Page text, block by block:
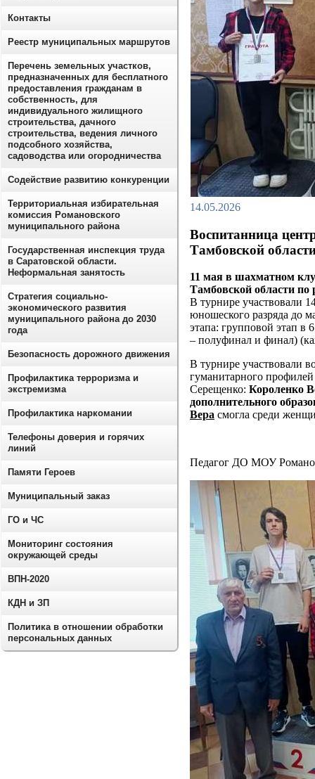
14.05.2026
Воспитанница
Тамбовской
11 мая в шахматном
Тамбовской области
В турнире участвовали
юношеского разряда до
этапа: групповой этап
– полуфинал и финал)
В турнире участвовали
гуманитарного
Серещенко: Короленко
дополнительного
Вера смогла среди
Педагог ДО МОУ
Контакты
Реестр муниципальных маршрутов
Перечень земельных участков,
предназначенных для бесплатного
предоставления гражданам в
собственность, для
индивидуального жилищного
строительства, дачного
строительства, ведения личного
подсобного хозяйства,
садоводства или огородничества
Содействие развитию конкуренции
Территориальная избирательная
комиссия Романовского
муниципального района
Государственная инспекция труда
в Саратовской области.
Неформальная занятость
Стратегия социально-
экономического развития
муниципального района до 2030
года
Безопасность дорожного движения
Профилактика терроризма и
экстремизма
Профилактика наркомании
Телефоны доверия и горячих
линий
Памяти Героев
Муниципальный заказ
ГО и ЧС
Мониторинг состояния
окружающей среды
ВПН-2020
КДН и ЗП
Политика в отношении обработки
персональных данных